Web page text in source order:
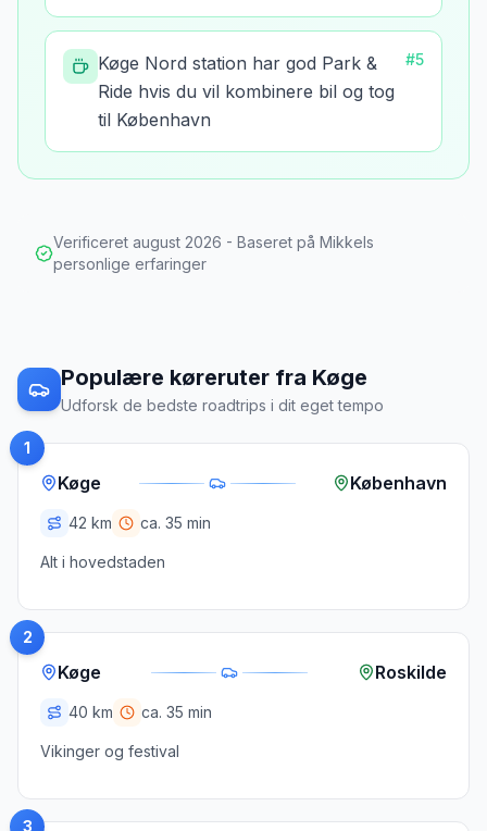
Køge Nord station har god Park &
Ride hvis du vil kombinere bil og tog
til København
#5
Verificeret august 2026 - Baseret på Mikkels
personlige erfaringer
Populære køreruter fra Køge
Udforsk de bedste roadtrips i dit eget tempo
1
Køge København
42 km ca. 35 min
Alt i hovedstaden
2
Køge Roskilde
40 km ca. 35 min
Vikinger og festival
3